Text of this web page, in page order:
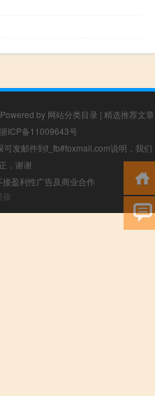
Powered by 网站分类目录 | 精选推荐文章
浙ICP备11009643号
发邮件到f_fb#foxmail.com说明，我们
，谢谢
盈利性广告及商业合作
孩